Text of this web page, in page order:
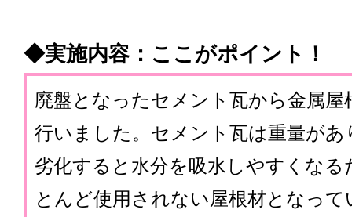
◆実施内容：ここがポイント！
廃盤となったセメント瓦から金属屋
行いました。セメント瓦は重量があ
劣化すると水分を吸水しやすくなる
とんど使用されない屋根材となっ